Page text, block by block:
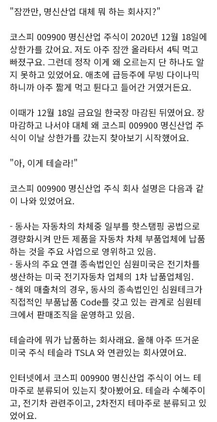
"잠깐만, 명신산업 대체 뭐 하는 회사지?"
코스피 009900 명신산업 주식이 2020년 12월 18일에
상한가를 갔어요. 저도 아주 잠깐 올라타서 4틱 먹고
빠졌구요. 그런데 정작 이게 왜 오르는지 단 하나도 알
지 못하고 있었어요. 애초에 급등주에 무빙 다이나믹
하니까 아주 짧게 먹고 튄다고 들어간 거였거든요.
이때가 12월 18일 금요일 한국장 마감된 뒤였어요. 장
마감하고 나서야 대체 왜 코스피 009900 명신산업 주
식이 이날 상한가를 갔는지 찾아보기 시작했어요.
"아, 이게 테슬라!"
코스피 009900 명신산업 주식 회사 설명은 다음과 같
이 나와 있었어요.
- 동사는 자동차의 차체중 일부를 핫스탬핑 공법으로
경량화시켜 만든 제품을 자동차 차체 부품업체에 납품
하는 것을 주요 사업으로 영위하고 있음.
- 동사의 주요 연결 종속법인인 심원미국은 전기차를
생산하는 미국 전기자동차 업체의 1차 납품업체임.
- 해외 매출처의 경우, 동사의 종속법인인 심원테크가
직접적인 부품납품 Code를 갖고 있는 관계로 심원테
크에서 판매조직을 운영하고 있음.
테슬라에 뭐가 납품하는 회사래요. 올해 아주 뜨거운
미국 주식 테슬라 TSLA 와 연관있는 회사였어요.
인터넷에서 코스피 009900 명신산업 주식이 어느 테
마주로 분류되어 있는지 찾아봤어요. 테슬라 수혜주이
고, 전기차 관련주이고, 2차전지 테마주로 분류되고 있
었어요.